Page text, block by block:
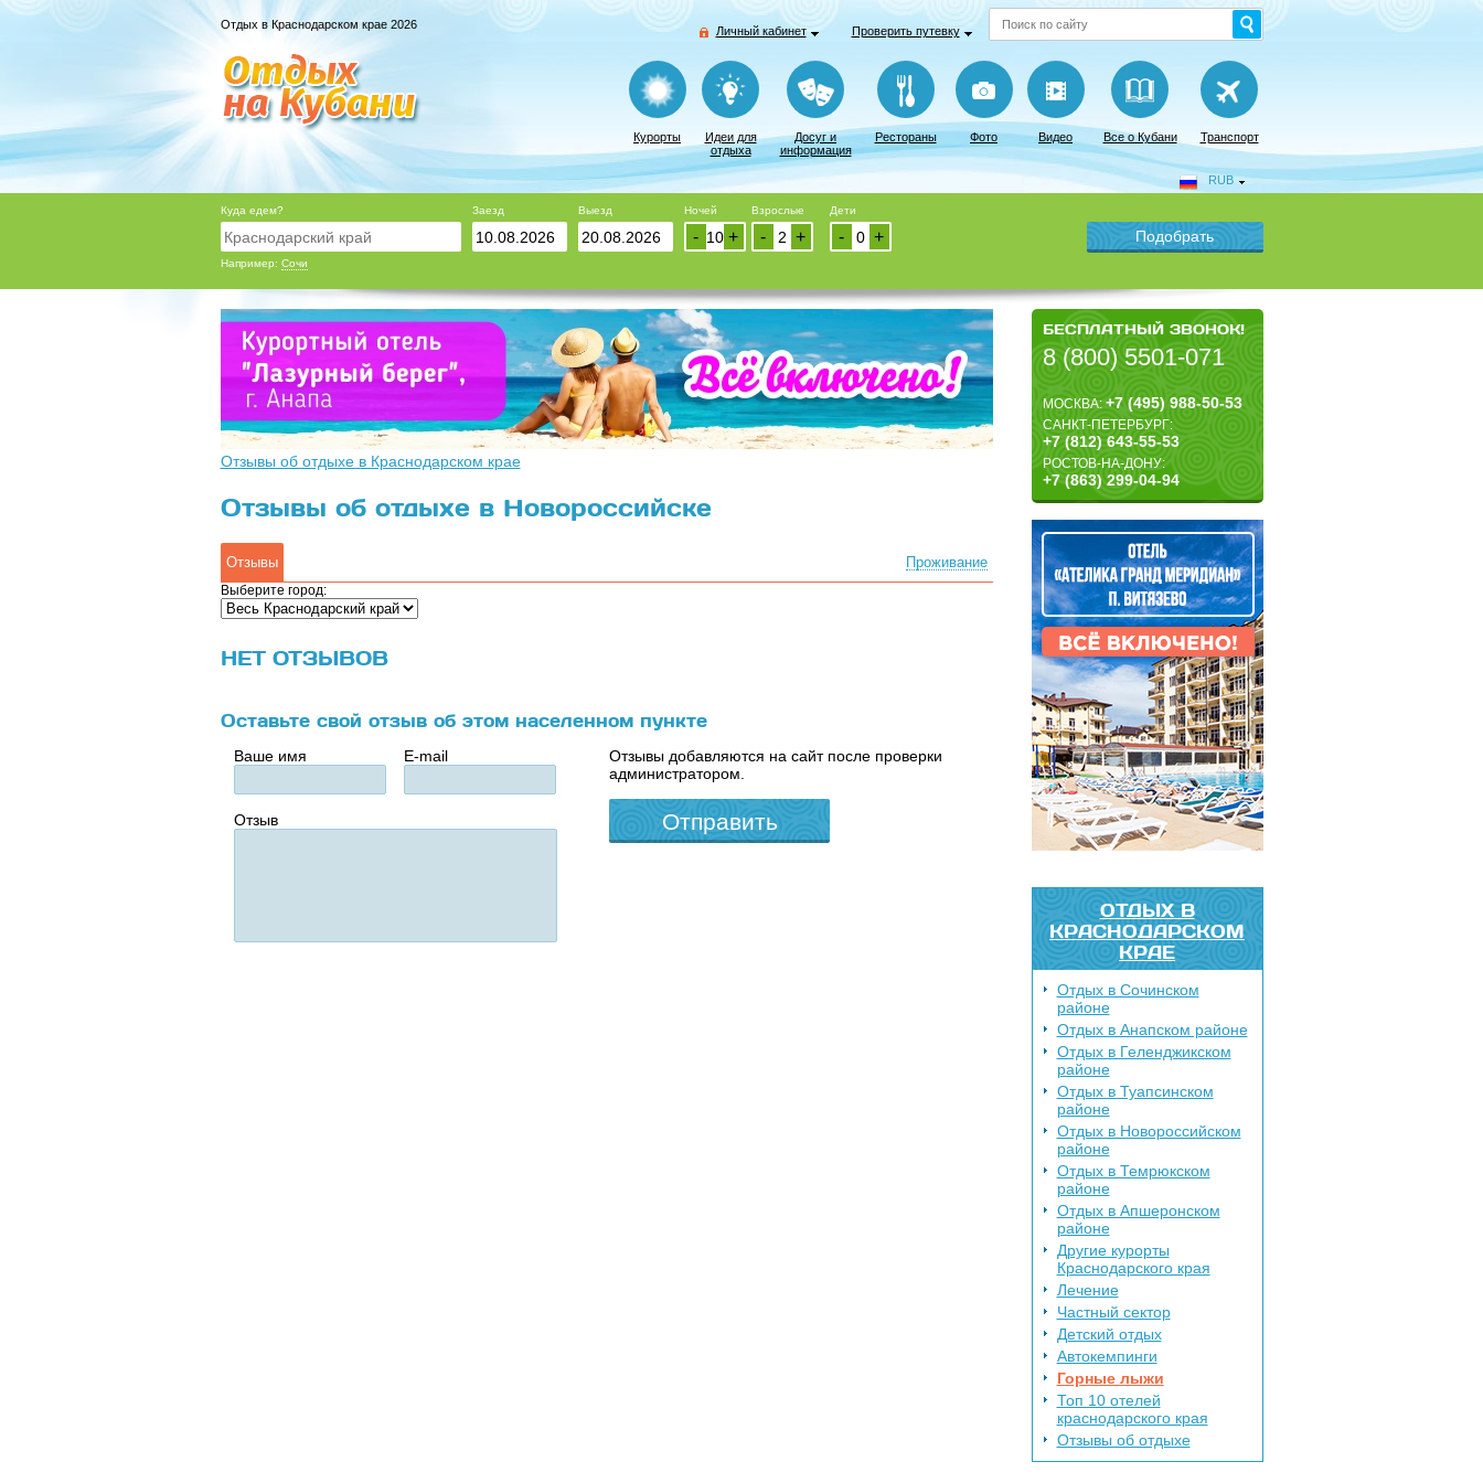
Отдых в Краснодарском крае 2026 Личный кабинет Проверить путевку
Курорты
Идеи для
отдыха
Досуг и
информация
Рестораны Фото Видео Все о Кубани Транспорт
RUB
Куда едем?
Например: Сочи
Заезд Выезд Ночей
+
-
Взрослые
+
-
Дети
+
-
БЕСПЛАТНЫЙ ЗВОНОК!
8 (800) 5501-071
МОСКВА:+7 (495) 988-50-53
САНКТ-ПЕТЕРБУРГ:
+7 (812) 643-55-53
РОСТОВ-НА-ДОНУ:
+7 (863) 299-04-94
ОТДЫХ В
КРАСНОДАРСКОМ
КРАЕ
Отдых в Сочинском
районе
Отдых в Анапском районе
Отдых в Геленджикском
районе
Отдых в Туапсинском
районе
Отдых в Новороссийском
районе
Отдых в Темрюкском
районе
Отдых в Апшеронском
районе
Другие курорты
Краснодарского края
Лечение
Частный сектор
Детский отдых
Автокемпинги
Горные лыжи
Топ 10 отелей
краснодарского края
Отзывы об отдыхе
Отзывы об отдыхе в Краснодарском крае
Отзывы об отдыхе в Новороссийске
Отзывы Проживание
Выберите город:
НЕТ ОТЗЫВОВ
Оставьте свой отзыв об этом населенном пункте
Ваше имя E-mail
Отзыв
Отзывы добавляются на сайт после проверки
администратором.